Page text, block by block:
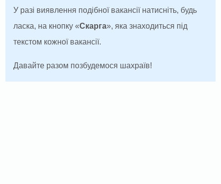
У разі виявлення подібної вакансії натисніть, будь
ласка, на кнопку «Скарга», яка знаходиться під
текстом кожної вакансії.
Давайте разом позбудемося шахраїв!